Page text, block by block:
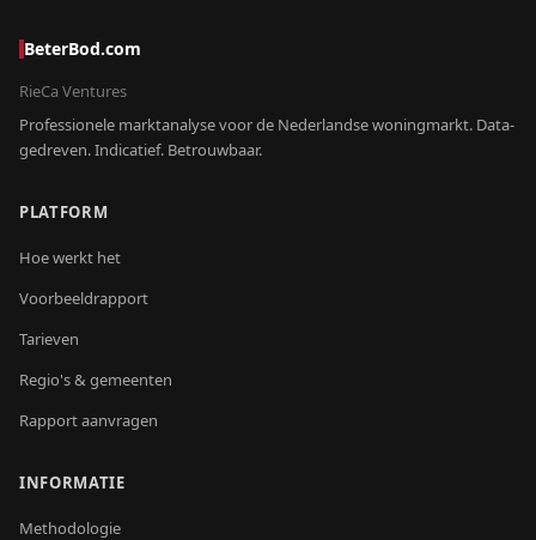
BeterBod.com
RieCa Ventures
Professionele marktanalyse voor de Nederlandse woningmarkt. Data-
gedreven. Indicatief. Betrouwbaar.
PLATFORM
Hoe werkt het
Voorbeeldrapport
Tarieven
Regio's & gemeenten
Rapport aanvragen
INFORMATIE
Methodologie